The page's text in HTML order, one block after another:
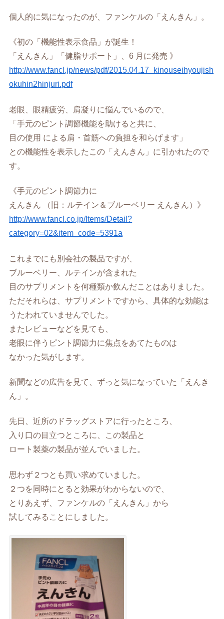
個人的に気になったのが、ファンケルの「えんきん」。
《初の「機能性表示食品」が誕生！
「えんきん」「健脂サポート」、6 月に発売 》
http://www.fancl.jp/news/pdf/2015.04.17_kinouseihyoujish
okuhin2hinjuri.pdf
老眼、眼精疲労、肩凝りに悩んでいるので、
「手元のピント調節機能を助けると共に、
目の使用 による肩・首筋への負担を和らげます」
との機能性を表示したこの「えんきん」に引かれたので
す。
《手元のピント調節力に
えんきん （旧：ルテイン＆ブルーベリー えんきん）》
http://www.fancl.co.jp/Items/Detail?
category=02&item_code=5391a
これまでにも別会社の製品ですが、
ブルーベリー、ルテインが含まれた
目のサプリメントを何種類か飲んだことはありました。
ただそれらは、サプリメントですから、具体的な効能は
うたわれていませんでした。
またレビューなどを見ても、
老眼に伴うピント調節力に焦点をあてたものは
なかった気がします。
新聞などの広告を見て、ずっと気になっていた「えんき
ん」。
先日、近所のドラッグストアに行ったところ、
入り口の目立つところに、この製品と
ロート製薬の製品が並んでいました。
思わず２つとも買い求めていました。
２つを同時にとると効果がわからないので、
とりあえず、ファンケルの「えんきん」から
試してみることにしました。